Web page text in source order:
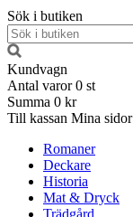
Sök i butiken
Kundvagn
Antal varor 0 st
Summa 0 kr
Till kassan Mina sidor
Romaner
Deckare
Historia
Mat & Dryck
Trädgård